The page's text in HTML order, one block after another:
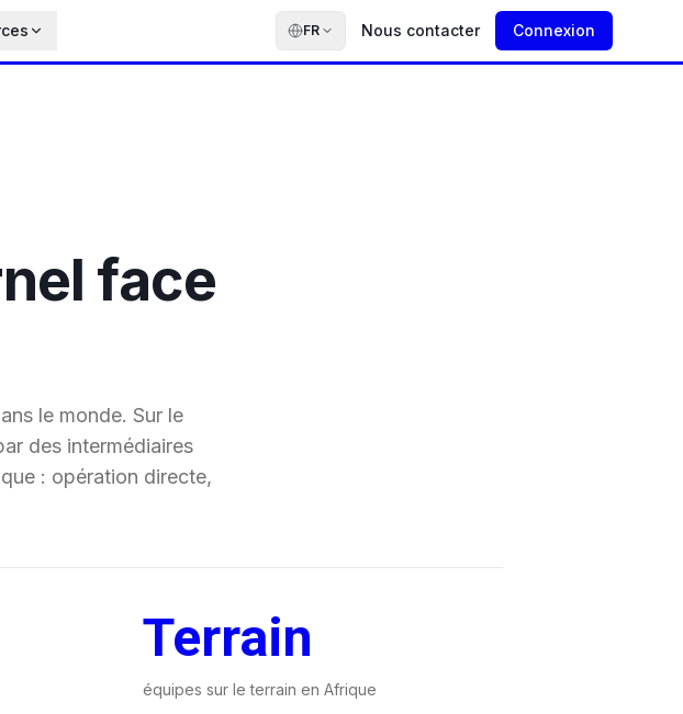
FR Nous contacter Connexion
face
le monde. Sur le
des intermédiaires
: opération directe,
Terrain
équipes sur le terrain en Afrique